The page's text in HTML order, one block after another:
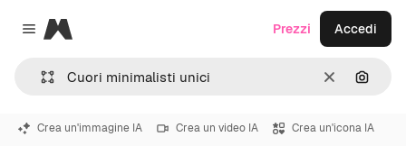
Close menu
Magnific
CancellaCerca
Prezzi Accedi
Crea un'immagine IA Crea un video IA Crea un'icona IA